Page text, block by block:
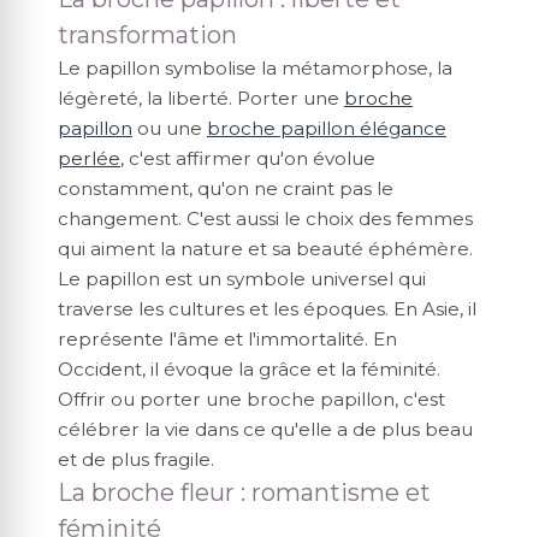
transformation
Le papillon symbolise la métamorphose, la
légèreté, la liberté. Porter une broche
papillon ou une broche papillon élégance
perlée, c'est affirmer qu'on évolue
constamment, qu'on ne craint pas le
changement. C'est aussi le choix des femmes
qui aiment la nature et sa beauté éphémère.
Le papillon est un symbole universel qui
traverse les cultures et les époques. En Asie, il
représente l'âme et l'immortalité. En
Occident, il évoque la grâce et la féminité.
Offrir ou porter une broche papillon, c'est
célébrer la vie dans ce qu'elle a de plus beau
et de plus fragile.
La broche fleur : romantisme et
féminité